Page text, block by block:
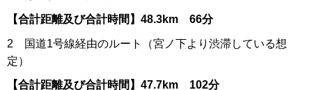
【合計距離及び合計時間】48.3km 66分
2 国道1号線経由のルート（宮ノ下より渋滞している想
定）
【合計距離及び合計時間】47.7km 102分